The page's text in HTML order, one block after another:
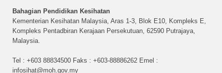
Bahagian Pendidikan Kesihatan
Kementerian Kesihatan Malaysia, Aras 1-3, Blok E10, Kompleks E,
Kompleks Pentadbiran Kerajaan Persekutuan, 62590 Putrajaya,
Malaysia.
Tel : +603 88834500 Faks : +603-88886262 Emel :
infosihat@moh.gov.my